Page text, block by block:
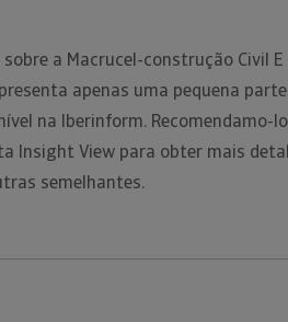
a Macrucel-construção Civil E
apenas uma pequena
na Iberinform. Recomendamo-
Insight View para obter mais
semelhantes.